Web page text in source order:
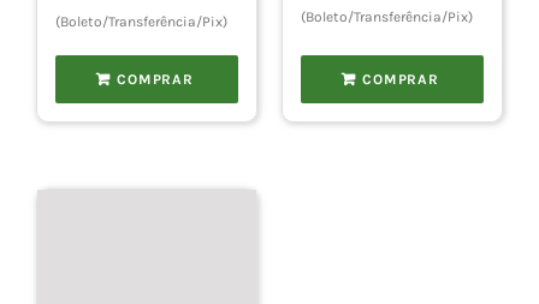
original
era:
R$52,00.
atual
é:
(Boleto/Transferência/Pix)
COMPRAR
R$1.164,00.
(Boleto/Transferência/Pix)
COMPRAR